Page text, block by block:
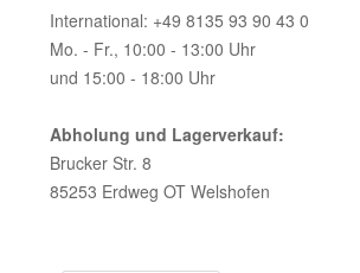
International: +49 8135 93 90 43 0
Mo. - Fr., 10:00 - 13:00 Uhr
und 15:00 - 18:00 Uhr
Abholung und Lagerverkauf:
Brucker Str. 8
85253 Erdweg OT Welshofen